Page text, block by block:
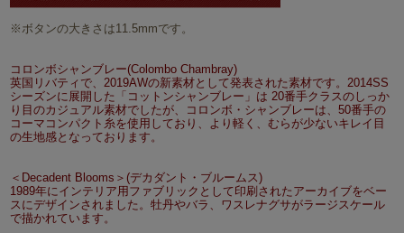
※ボタンの大きさは11.5mmです。
コロンボシャンブレー(Colombo Chambray)
英国リバティで、2019AWの新素材として発表された素材です。2014SS
シーズンに展開した「コットンシャンブレー」は 20番手クラスのしっか
り目のカジュアル素材でしたが、コロンボ・シャンブレーは、50番手の
コーマコンパクト糸を使用しており、より軽く、むらが少ないキレイ目
の生地感となっております。
＜Decadent Blooms＞(デカダント・ブルームス)
1989年にインテリア用ファブリックとして印刷されたアーカイブをベー
スにデザインされました。牡丹やバラ、ワスレナグサがラージスケール
で描かれています。